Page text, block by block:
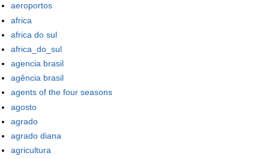
aeroportos
africa
africa do sul
africa_do_sul
agencia brasil
agência brasil
agents of the four seasons
agosto
agrado
agrado diana
agricultura